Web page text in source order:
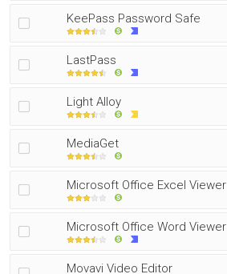
KeePass Password Safe
LastPass
Light Alloy
MediaGet
Microsoft Office Excel Viewer
Microsoft Office Word Viewer
Movavi Video Editor